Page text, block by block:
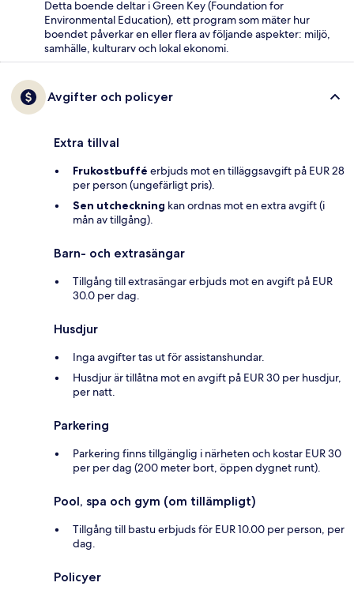
Detta boende deltar i Green Key (Foundation for
Environmental Education), ett program som mäter hur
boendet påverkar en eller flera av följande aspekter: miljö,
samhälle, kulturarv och lokal ekonomi.
Avgifter och policyer
Extra tillval
Frukostbuffé erbjuds mot en tilläggsavgift på EUR 28
per person (ungefärligt pris).
Sen utcheckning kan ordnas mot en extra avgift (i
mån av tillgång).
Barn- och extrasängar
Tillgång till extrasängar erbjuds mot en avgift på EUR
30.0 per dag.
Husdjur
Inga avgifter tas ut för assistanshundar.
Husdjur är tillåtna mot en avgift på EUR 30 per husdjur,
per natt.
Parkering
Parkering finns tillgänglig i närheten och kostar EUR 30
per per dag (200 meter bort, öppen dygnet runt).
Pool, spa och gym (om tillämpligt)
Tillgång till bastu erbjuds för EUR 10.00 per person, per
dag.
Policyer